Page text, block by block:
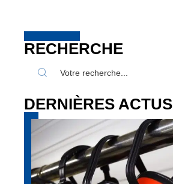
RECHERCHE
DERNIÈRES ACTUS